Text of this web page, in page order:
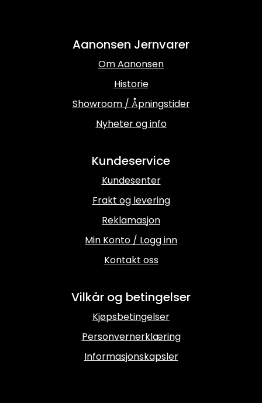
Aanonsen Jernvarer
Om Aanonsen
Historie
Showroom / Åpningstider
Nyheter og info
Kundeservice
Kundesenter
Frakt og levering
Reklamasjon
Min Konto / Logg inn
Kontakt oss
Vilkår og betingelser
Kjøpsbetingelser
Personvernerklæring
Informasjonskapsler